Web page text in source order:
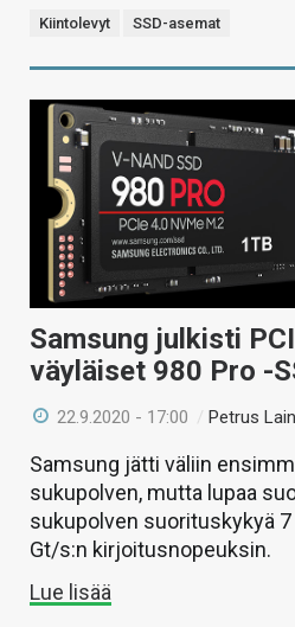
Kiintolevyt SSD-asemat
Samsung julkisti
väyläiset 980 Pro -
22.9.2020 - 17:00 /Petrus
Samsung jätti väliin
sukupolven, mutta lupaa
sukupolven suorituskykyä
Gt/s:n kirjoitusnopeuksin.
Lue lisää